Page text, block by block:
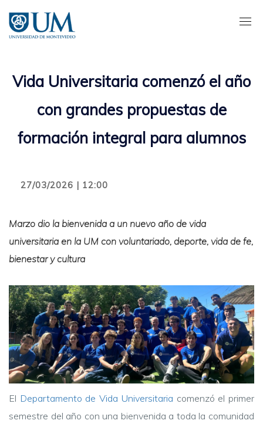
contenido
principal
Vida Universitaria comenzó el año
con grandes propuestas de
formación integral para alumnos
27/03/2026 | 12:00
Marzo dio la bienvenida a un nuevo año de vida
universitaria en la UM con voluntariado, deporte, vida de fe,
bienestar y cultura
El Departamento de Vida Universitaria comenzó el primer
semestre del año con una bienvenida a toda la comunidad